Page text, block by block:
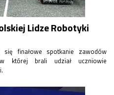
Lidze Robotyki
finałowe spotkanie zawodów
której brali udział uczniowie